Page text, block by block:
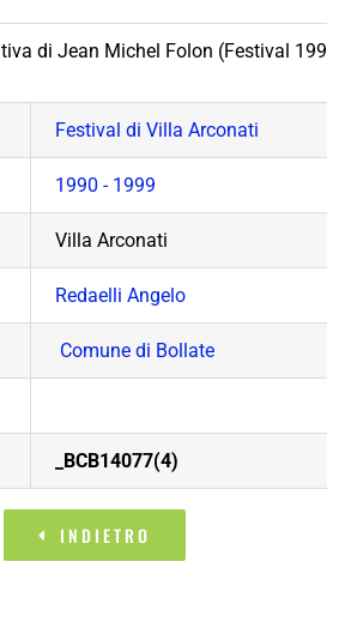
di Jean Michel Folon (Festival 1995).
Festival di Villa Arconati
1990 - 1999
Villa Arconati
Redaelli Angelo
Comune di Bollate
_BCB14077(4)
INDIETRO